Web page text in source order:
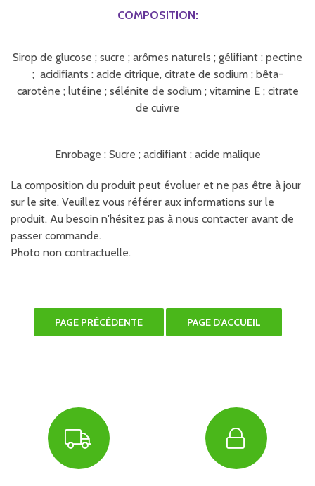
COMPOSITION:
Sirop de glucose ; sucre ; arômes naturels ; gélifiant : pectine
; acidifiants : acide citrique, citrate de sodium ; bêta-
carotène ; lutéine ; sélénite de sodium ; vitamine E ; citrate
de cuivre
Enrobage : Sucre ; acidifiant : acide malique
La composition du produit peut évoluer et ne pas être à jour
sur le site. Veuillez vous référer aux informations sur le
produit. Au besoin n'hésitez pas à nous contacter avant de
passer commande.
Photo non contractuelle.